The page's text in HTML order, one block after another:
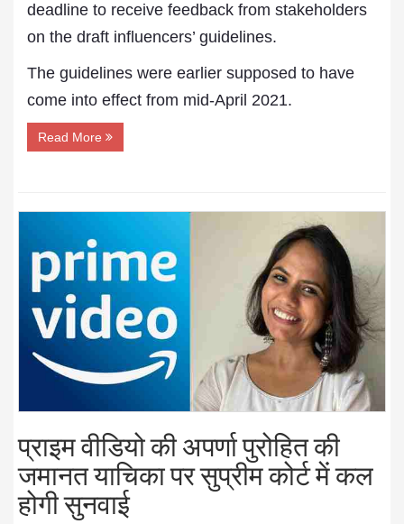
deadline to receive feedback from stakeholders
on the draft influencers’ guidelines.
The guidelines were earlier supposed to have
come into effect from mid-April 2021.
Read More
प्राइम वीडियो की अपर्णा पुरोहित की
जमानत याचिका पर सुप्रीम कोर्ट में कल
होगी सुनवाई